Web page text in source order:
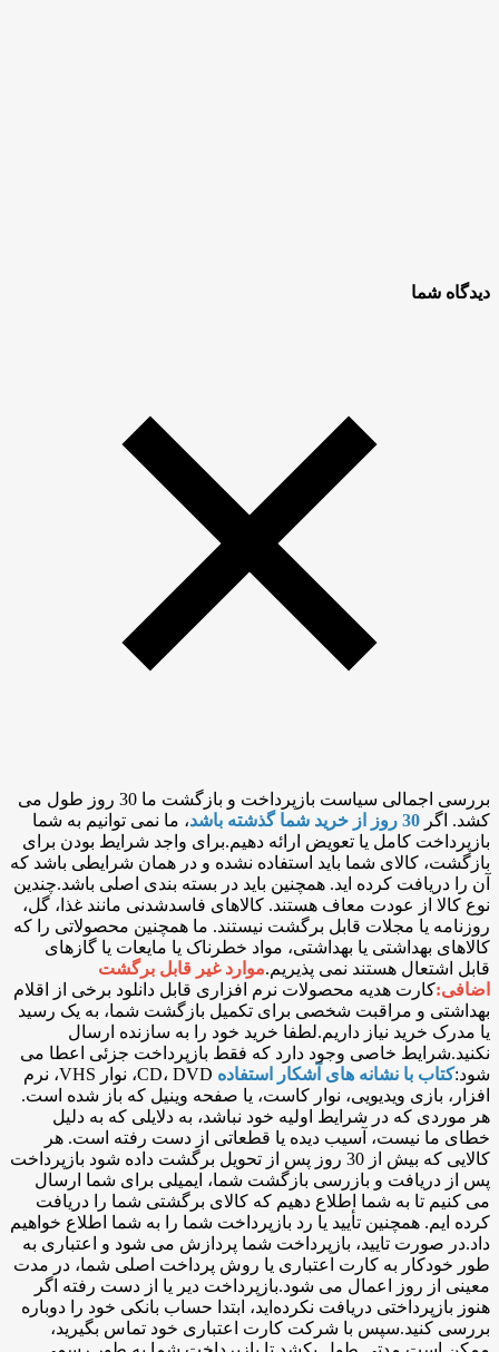
دیدگاه شما
بررسی اجمالی سیاست بازپرداخت و بازگشت ما 30 روز طول می
کشد. اگر
، ما نمی توانیم به شما
بازپرداخت کامل یا تعویض ارائه دهیم.برای واجد شرایط بودن برای
بازگشت، کالای شما باید استفاده نشده و در همان شرایطی باشد که
آن را دریافت کرده اید. همچنین باید در بسته بندی اصلی باشد.چندین
نوع کالا از عودت معاف هستند. کالاهای فاسدشدنی مانند غذا، گل،
روزنامه یا مجلات قابل برگشت نیستند. ما همچنین محصولاتی را که
کالاهای بهداشتی یا بهداشتی، مواد خطرناک یا مایعات یا گازهای
قابل اشتعال هستند نمی پذیریم.موارد غیر قابل برگشت
اضافی:کارت هدیه محصولات نرم افزاری قابل دانلود برخی از اقلام
بهداشتی و مراقبت شخصی برای تکمیل بازگشت شما، به یک رسید
یا مدرک خرید نیاز داریم.لطفا خرید خود را به سازنده ارسال
نکنید.شرایط خاصی وجود دارد که فقط بازپرداخت جزئی اعطا می
شود:کتاب با نشانه های آشکار استفاده
CD، DVD، نوار VHS، نرم
افزار، بازی ویدیویی، نوار کاست، یا صفحه وینیل که باز شده است.
هر موردی که در شرایط اولیه خود نباشد، به دلایلی که به دلیل
خطای ما نیست، آسیب دیده یا قطعاتی از دست رفته است. هر
کالایی که بیش از 30 روز پس از تحویل برگشت داده شود بازپرداخت
پس از دریافت و بازرسی بازگشت شما، ایمیلی برای شما ارسال
می کنیم تا به شما اطلاع دهیم که کالای برگشتی شما را دریافت
کرده ایم. همچنین تأیید یا رد بازپرداخت شما را به شما اطلاع خواهیم
داد.در صورت تایید، بازپرداخت شما پردازش می شود و اعتباری به
طور خودکار به کارت اعتباری یا روش پرداخت اصلی شما، در مدت
معینی از روز اعمال می شود.بازپرداخت دیر یا از دست رفته اگر
هنوز بازپرداختی دریافت نکرده‌اید، ابتدا حساب بانکی خود را دوباره
بررسی کنید.سپس با شرکت کارت اعتباری خود تماس بگیرید،